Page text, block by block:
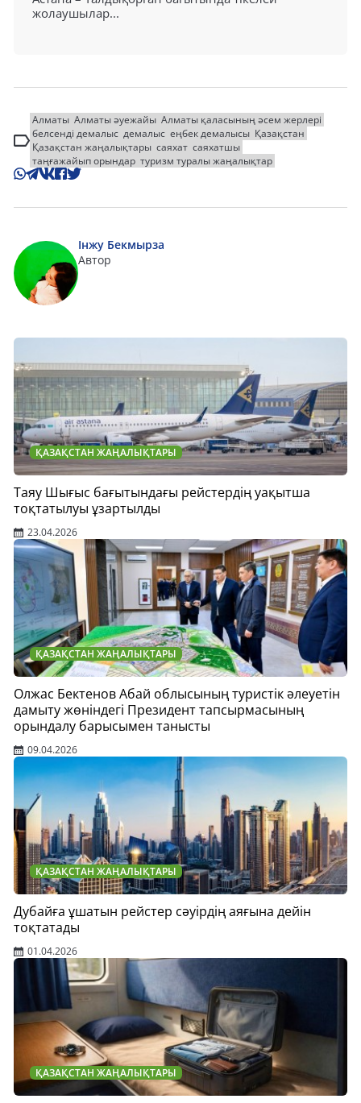
жолаушылар...
Алматы Алматы әуежайы Алматы қаласының әсем жерлері
белсенді демалыс демалыс еңбек демалысы Қазақстан
Қазақстан жаңалықтары саяхат саяхатшы
таңғажайып орындар туризм туралы жаңалықтар
Інжу Бекмырза
Автор
ҚАЗАҚСТАН ЖАҢАЛЫҚТАРЫ
Таяу Шығыс бағытындағы рейстердің уақытша
тоқтатылуы ұзартылды
23.04.2026
ҚАЗАҚСТАН ЖАҢАЛЫҚТАРЫ
Олжас Бектенов Абай облысының туристік әлеуетін
дамыту жөніндегі Президент тапсырмасының
орындалу барысымен танысты
09.04.2026
ҚАЗАҚСТАН ЖАҢАЛЫҚТАРЫ
Дубайға ұшатын рейстер сәуірдің аяғына дейін
тоқтатады
01.04.2026
ҚАЗАҚСТАН ЖАҢАЛЫҚТАРЫ